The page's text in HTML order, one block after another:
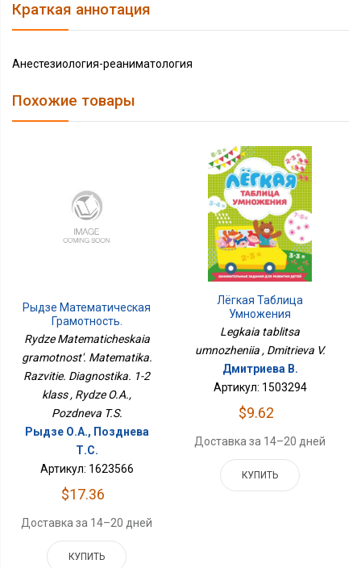
Краткая аннотация
Анестезиология-реаниматология
Похожие товары
Рыдзе Математическая
Грамотность.
Математика. Развитие.
Диагностика. 1-2 Класс
Rydze Matematicheskaia
gramotnost'. Matematika.
Razvitie. Diagnostika. 1-2
klass , Rydze O.A.,
Pozdneva T.S.
Рыдзе О.А., Позднева
Т.С.
Артикул: 1623566
$17.36
Доставка за 14–20 дней
КУПИТЬ
Лёгкая Таблица
Умножения
Legkaia tablitsa
umnozheniia , Dmitrieva V.
Дмитриева В.
Артикул: 1503294
$9.62
Доставка за 14–20 дней
КУПИТЬ